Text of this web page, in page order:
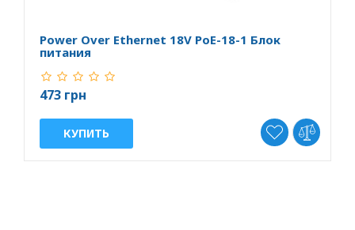
Power Over Ethernet 18V PoE-18-1 Блок
питания
473 грн
КУПИТЬ